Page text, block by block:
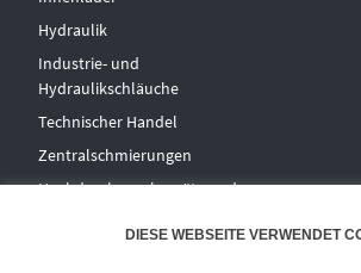
Hydraulik
Industrie- und
Hydraulikschläuche
Technischer Handel
Zentralschmierungen
Hochdruckwaschgeräte und
DIESE WEBSEITE VERWENDET